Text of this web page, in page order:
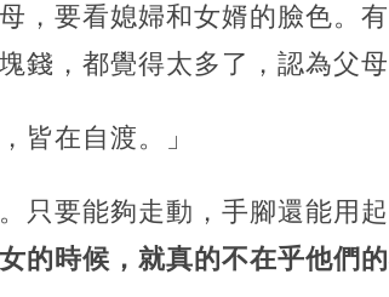
，要看媳婦和女婿的臉色。
錢，都覺得太多了，認為父母
皆在自渡。」
只要能夠走動，手腳還能用
的時候，就真的不在乎他們